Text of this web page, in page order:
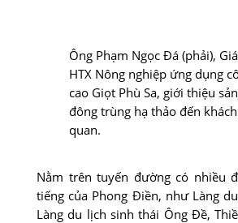
Ông Phạm Ngọc Đá (phải),
HTX Nông nghiệp ứng dụng
cao Giọt Phù Sa, giới thiệu
đông trùng hạ thảo đến
quan.
Nằm trên tuyến đường có nhiều
tiếng của Phong Điền, như Làng
Làng du lịch sinh thái Ông Đề,